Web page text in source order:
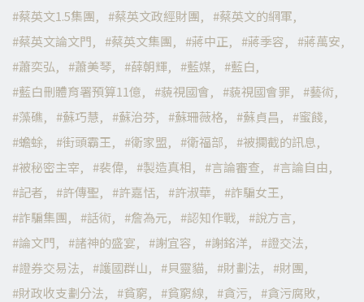
蔡英文1.5集團
蔡英文政經財團
蔡英文的網軍
蔡英文論文門
蔡英文集團 蔣中正 蔣季容
蔣萬安
蕭奕弘
蕭美琴 薛朝輝 藍媒
藍白
藍白刪體育署預算11億
藐視國會 藐視國會罪
藝術
藻礁
蘇巧慧 蘇治芬 蘇珊薇格 蘇貞昌
蜜餞
蟾蜍
街頭霸王 衛家盟 衛福部
被攔截的訊息
被秘密主宰
裴偉 製造真相 言論審查
言論自由
記者
許傳聖 許嘉恬 許淑華
詐騙女王
詐騙集團
話術 詹為元 認知作戰
說方言
論文門
諸神的盛宴 謝宜容 謝銘洋
證交法
證券交易法
護國群山 貝靈貓 財劃法
財團
財政收支劃分法
貧窮 貧窮線 貪污
貪污腐敗